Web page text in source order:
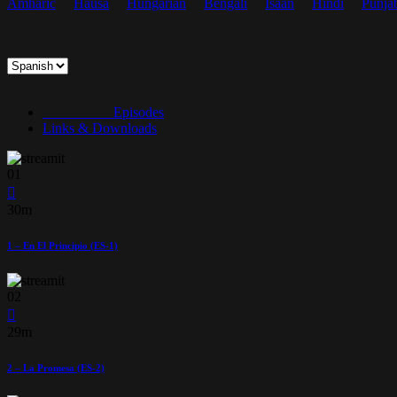
Amharic
Hausa Hungarian Bengali Isaan Hindi
Episodes
Links & Downloads
1 – En El Principio (ES-1)
2 – La Promesa (ES-2)